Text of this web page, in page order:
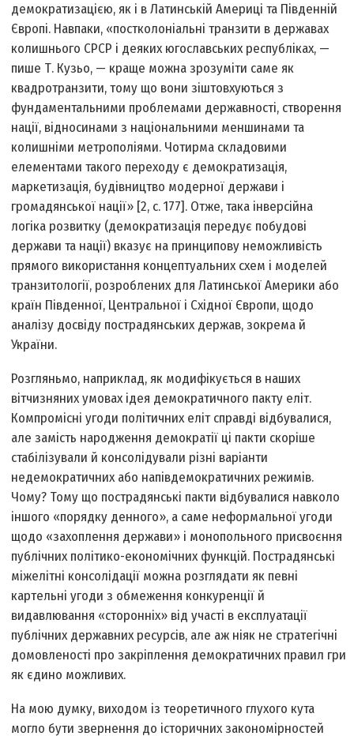
демократизацією, як і в Латинській Америці та Південній
Європі. Навпаки, «постколоніальні транзити в державах
колишнього СРСР і деяких югославських республіках, —
пише Т. Кузьо, — краще можна зрозуміти саме як
квадротранзити, тому що вони зіштовхуються з
фундаментальними проблемами державності, створення
нації, відносинами з національними меншинами та
колишніми метрополіями. Чотирма складовими
елементами такого переходу є демократизація,
маркетизація, будівництво модерної держави і
громадянської нації» [2, с. 177]. Отже, така інверсійна
логіка розвитку (демократизація передує побудові
держави та нації) вказує на принципову неможливість
прямого використання концептуальних схем і моделей
транзитології, розроблених для Латинської Америки або
країн Південної, Центральної і Східної Європи, щодо
аналізу досвіду пострадянських держав, зокрема й
України.
Розгляньмо, наприклад, як модифікується в наших
вітчизняних умовах ідея демократичного пакту еліт.
Компромісні угоди політичних еліт справді відбувалися,
але замість народження демократії ці пакти скоріше
стабілізували й консолідували різні варіанти
недемократичних або напівдемократичних режимів.
Чому? Тому що пострадянські пакти відбувалися навколо
іншого «порядку денного», а саме неформальної угоди
щодо «захоплення держави» і монопольного присвоєння
публічних політико-економічних функцій. Пострадянські
міжелітні консолідації можна розглядати як певні
картельні угоди з обмеження конкуренції й
видавлювання «сторонніх» від участі в експлуатації
публічних державних ресурсів, але аж ніяк не стратегічні
домовленості про закріплення демократичних правил гри
як єдино можливих.
На мою думку, виходом із теоретичного глухого кута
могло бути звернення до історичних закономірностей